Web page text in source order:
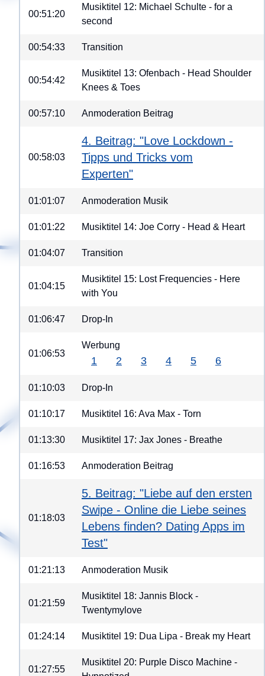
00:51:20
Musiktitel 12: Michael Schulte - for a
second
00:54:33 Transition
00:54:42
Musiktitel 13: Ofenbach - Head Shoulder
Knees & Toes
00:57:10 Anmoderation Beitrag
00:58:03
4. Beitrag: "Love Lockdown -
Tipps und Tricks vom
Experten"
01:01:07 Anmoderation Musik
01:01:22 Musiktitel 14: Joe Corry - Head & Heart
01:04:07 Transition
01:04:15
Musiktitel 15: Lost Frequencies - Here
with You
01:06:47 Drop-In
01:06:53
Werbung
1 2 3 4 5 6
01:10:03 Drop-In
01:10:17 Musiktitel 16: Ava Max - Torn
01:13:30 Musiktitel 17: Jax Jones - Breathe
01:16:53 Anmoderation Beitrag
01:18:03
5. Beitrag: "Liebe auf den ersten
Swipe - Online die Liebe seines
Lebens finden? Dating Apps im
Test"
01:21:13 Anmoderation Musik
01:21:59
Musiktitel 18: Jannis Block -
Twentymylove
01:24:14 Musiktitel 19: Dua Lipa - Break my Heart
01:27:55
Musiktitel 20: Purple Disco Machine -